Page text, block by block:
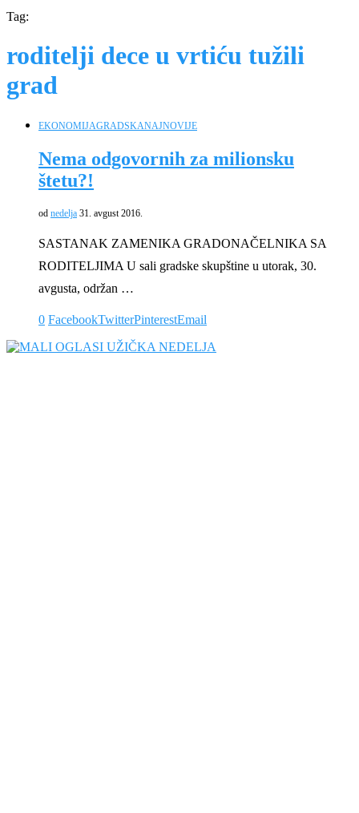
Tag:
roditelji dece u vrtiću tužili
grad
EKONOMIJAGRADSKANAJNOVIJE
Nema odgovornih za milionsku
štetu?!
od nedelja 31. avgust 2016.
SASTANAK ZAMENIKA GRADONAČELNIKA SA
RODITELJIMA U sali gradske skupštine u utorak, 30.
avgusta, održan …
0 FacebookTwitterPinterestEmail